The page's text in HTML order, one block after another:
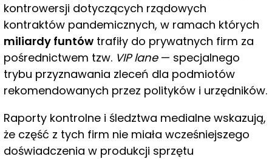
kontrowersji dotyczących rządowych
kontraktów pandemicznych, w ramach których
miliardy funtów trafiły do prywatnych firm za
pośrednictwem tzw. VIP lane— specjalnego
trybu przyznawania zleceń dla podmiotów
rekomendowanych przez polityków i urzędników.
Raporty kontrolne i śledztwa medialne wskazują,
że część z tych firm nie miała wcześniejszego
doświadczenia w produkcji sprzętu